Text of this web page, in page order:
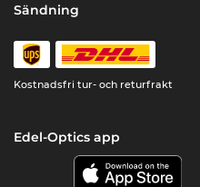
Sändning
Kostnadsfri tur- och returfrakt
Edel-Optics app